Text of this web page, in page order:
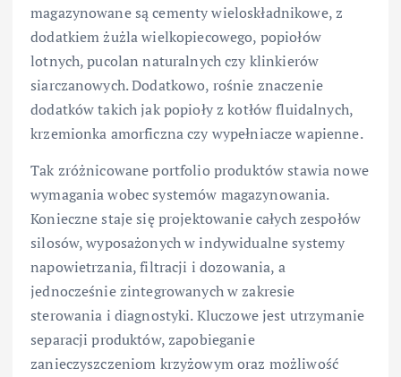
magazynowane są cementy wieloskładnikowe, z
dodatkiem żużla wielkopiecowego, popiołów
lotnych, pucolan naturalnych czy klinkierów
siarczanowych. Dodatkowo, rośnie znaczenie
dodatków takich jak popioły z kotłów fluidalnych,
krzemionka amorficzna czy wypełniacze wapienne.
Tak zróżnicowane portfolio produktów stawia nowe
wymagania wobec systemów magazynowania.
Konieczne staje się projektowanie całych zespołów
silosów, wyposażonych w indywidualne systemy
napowietrzania, filtracji i dozowania, a
jednocześnie zintegrowanych w zakresie
sterowania i diagnostyki. Kluczowe jest utrzymanie
separacji produktów, zapobieganie
zanieczyszczeniom krzyżowym oraz możliwość